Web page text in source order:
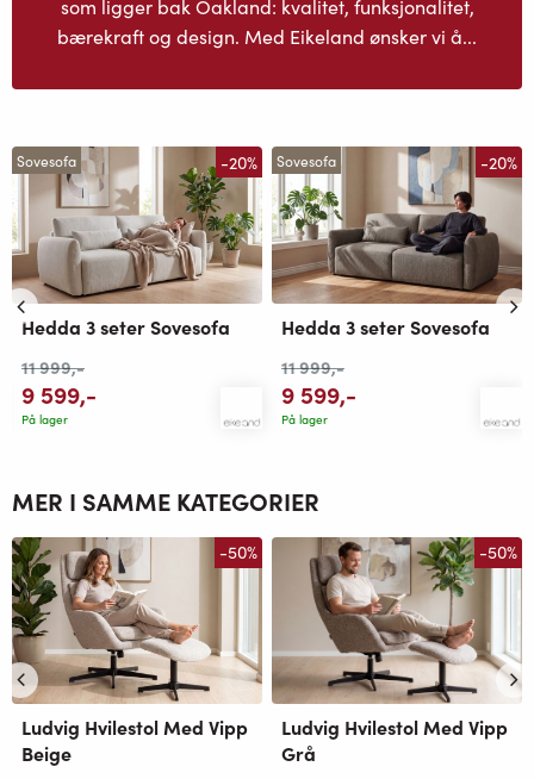
som ligger bak Oakland: kvalitet, funksjonalitet,
bærekraft og design. Med Eikeland ønsker vi å...
Sovesofa -20%
Hedda 3 seter Sovesofa
11 999,-
9 599,-
På lager
Sovesofa -20%
Hedda 3 seter Sovesofa
11 999,-
9 599,-
På lager
MER I SAMME KATEGORIER
-50%
Ludvig Hvilestol Med Vipp
Beige
-50%
Ludvig Hvilestol Med Vipp
Grå